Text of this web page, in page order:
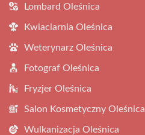
Lombard Oleśnica
Kwiaciarnia Oleśnica
Weterynarz Oleśnica
Fotograf Oleśnica
Fryzjer Oleśnica
Salon Kosmetyczny Oleśnica
Wulkanizacja Oleśnica